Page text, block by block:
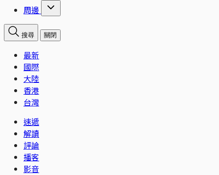
周邊
搜尋 關閉
最新
國際
大陸
香港
台灣
速遞
解讀
評論
播客
影音